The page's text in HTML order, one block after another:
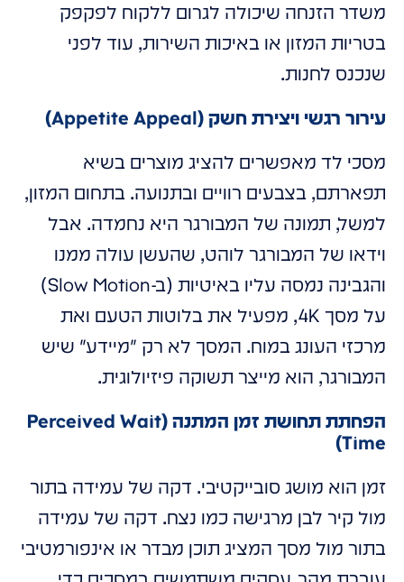
משדר הזנחה שיכולה לגרום ללקוח לפקפק
בטריות המזון או באיכות השירות, עוד לפני
שנכנס לחנות.
עירור רגשי ויצירת חשק (Appetite Appeal)
מסכי לד מאפשרים להציג מוצרים בשיא
תפארתם, בצבעים רוויים ובתנועה. בתחום המזון,
למשל, תמונה של המבורגר היא נחמדה. אבל
וידאו של המבורגר לוהט, שהעשן עולה ממנו
והגבינה נמסה עליו באיטיות (ב-Slow Motion)
על מסך 4K, מפעיל את בלוטות הטעם ואת
מרכזי העונג במוח. המסך לא רק "מיידע" שיש
המבורגר, הוא מייצר תשוקה פיזיולוגית.
הפחתת תחושת זמן המתנה (Perceived Wait
Time)
זמן הוא מושג סובייקטיבי. דקה של עמידה בתור
מול קיר לבן מרגישה כמו נצח. דקה של עמידה
בתור מול מסך המציג תוכן מבדר או אינפורמטיבי